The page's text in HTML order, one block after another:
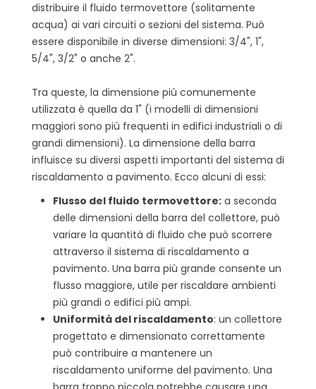
distribuire il fluido termovettore (solitamente
acqua) ai vari circuiti o sezioni del sistema. Può
essere disponibile in diverse dimensioni: 3/4", 1",
5/4", 3/2" o anche 2".
Tra queste, la dimensione più comunemente
utilizzata è quella da 1" (i modelli di dimensioni
maggiori sono più frequenti in edifici industriali o di
grandi dimensioni). La dimensione della barra
influisce su diversi aspetti importanti del sistema di
riscaldamento a pavimento. Ecco alcuni di essi:
Flusso del fluido termovettore: a seconda
delle dimensioni della barra del collettore, può
variare la quantità di fluido che può scorrere
attraverso il sistema di riscaldamento a
pavimento. Una barra più grande consente un
flusso maggiore, utile per riscaldare ambienti
più grandi o edifici più ampi.
Uniformità del riscaldamento: un collettore
progettato e dimensionato correttamente
può contribuire a mantenere un
riscaldamento uniforme del pavimento. Una